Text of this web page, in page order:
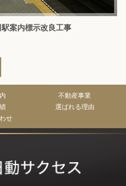
案内標示改良工事
不動産事業
選ばれる理由
せ